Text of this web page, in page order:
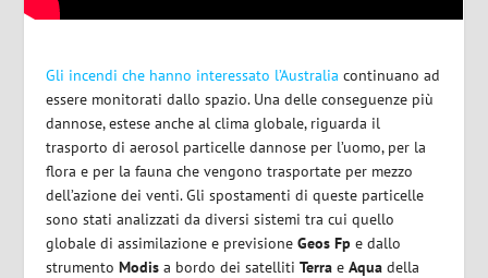
Gli incendi che hanno interessato l’Australia continuano ad
essere monitorati dallo spazio. Una delle conseguenze più
dannose, estese anche al clima globale, riguarda il
trasporto di aerosol particelle dannose per l’uomo, per la
flora e per la fauna che vengono trasportate per mezzo
dell’azione dei venti. Gli spostamenti di queste particelle
sono stati analizzati da diversi sistemi tra cui quello
globale di assimilazione e previsioneGeos Fp e dallo
strumentoModis a bordo dei satellitiTerra eAqua della